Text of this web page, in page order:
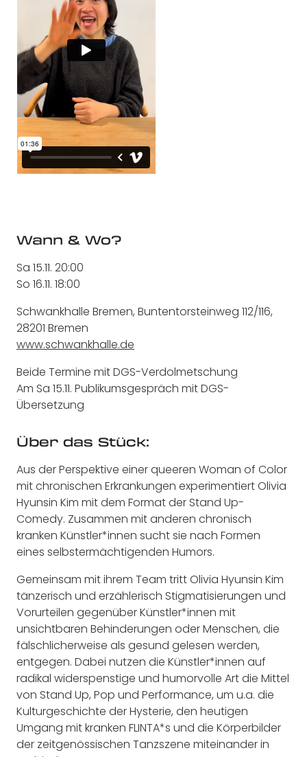
Wann & Wo?
Sa 15.11. 20:00
So 16.11. 18:00
Schwankhalle Bremen, Buntentorsteinweg 112/116,
28201 Bremen
www.schwankhalle.de
Beide Termine mit DGS-Verdolmetschung
Am Sa 15.11. Publikumsgespräch mit DGS-
Übersetzung
Über das Stück:
Aus der Perspektive einer queeren Woman of Color
mit chronischen Erkrankungen experimentiert Olivia
Hyunsin Kim mit dem Format der Stand Up-
Comedy. Zusammen mit anderen chronisch
kranken Künstler*innen sucht sie nach Formen
eines selbstermächtigenden Humors.
Gemeinsam mit ihrem Team tritt Olivia Hyunsin Kim
tänzerisch und erzählerisch Stigmatisierungen und
Vorurteilen gegenüber Künstler*innen mit
unsichtbaren Behinderungen oder Menschen, die
fälschlicherweise als gesund gelesen werden,
entgegen. Dabei nutzen die Künstler*innen auf
radikal widerspenstige und humorvolle Art die Mittel
von Stand Up, Pop und Performance, um u.a. die
Kulturgeschichte der Hysterie, den heutigen
Umgang mit kranken FLINTA*s und die Körperbilder
der zeitgenössischen Tanzszene miteinander in